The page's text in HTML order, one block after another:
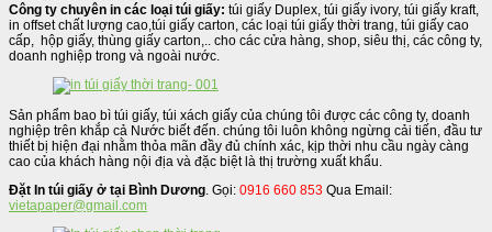
Công ty chuyên in các loại túi giấy: túi giấy Duplex, túi giấy ivory, túi giấy kraft,
in offset chất lượng cao,túi giấy carton, các loại túi giấy thời trang, túi giấy cao
cấp, hộp giấy, thùng giấy carton,.. cho các cửa hàng, shop, siêu thị, các công ty,
doanh nghiệp trong và ngoài nước.
Sản phẩm bao bì túi giấy, túi xách giấy của chúng tôi được các công ty, doanh
nghiệp trên khắp cả Nước biết đến. chúng tôi luôn không ngừng cải tiến, đầu tư
thiết bị hiện đại nhằm thỏa mãn đầy đủ chính xác, kịp thời nhu cầu ngày càng
cao của khách hàng nội địa và đặc biệt là thị trường xuất khẩu.
Đặt In túi giấy ở tại Bình Dương . Gọi: 0916 660 853 Qua Email:
vietapaper@gmail.com